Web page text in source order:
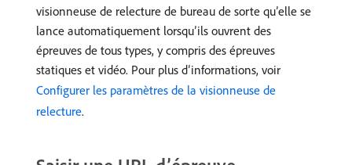
visionneuse de relecture de bureau de sorte qu’elle se
lance automatiquement lorsqu’ils ouvrent des
épreuves de tous types, y compris des épreuves
statiques et vidéo. Pour plus d’informations, voir
Configurer les paramètres de la visionneuse de
relecture.